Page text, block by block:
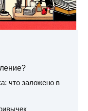
что заложено в